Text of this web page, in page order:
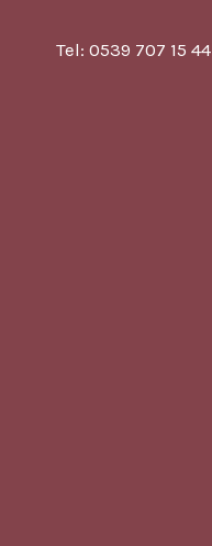
Tel: 0539 707 15 44